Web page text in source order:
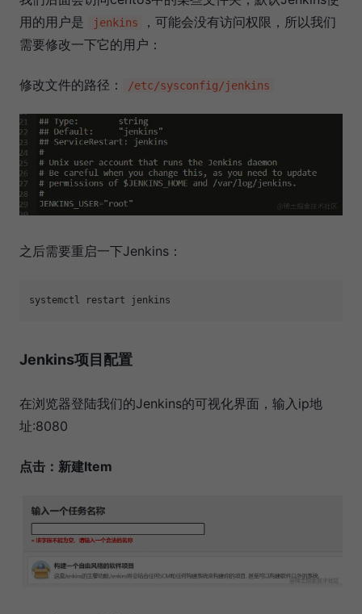
用的用户是
jenkins
，可能会没有访问权限，所以我们
需要修改一下它的用户：
修改文件的路径： /etc/sysconfig/jenkins
之后需要重启一下Jenkins：
Jenkins项目配置
在浏览器登陆我们的Jenkins的可视化界面，输入ip地
址:8080
点击：新建Item